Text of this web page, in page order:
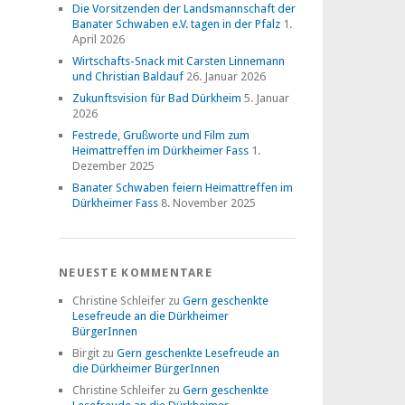
Die Vorsitzenden der Landsmannschaft der
Banater Schwaben e.V. tagen in der Pfalz 1.
April 2026
Wirtschafts-Snack mit Carsten Linnemann
und Christian Baldauf 26. Januar 2026
Zukunftsvision für Bad Dürkheim 5. Januar
2026
Festrede, Grußworte und Film zum
Heimattreffen im Dürkheimer Fass 1.
Dezember 2025
Banater Schwaben feiern Heimattreffen im
Dürkheimer Fass 8. November 2025
NEUESTE KOMMENTARE
Christine Schleifer zu Gern geschenkte
Lesefreude an die Dürkheimer
BürgerInnen
Birgit zu Gern geschenkte Lesefreude an
die Dürkheimer BürgerInnen
Christine Schleifer zu Gern geschenkte